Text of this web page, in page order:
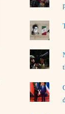
Làm thế
01/08/
Chiến
31/07/